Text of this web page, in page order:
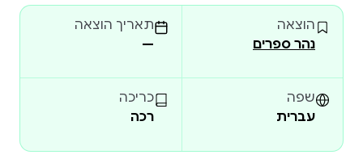
Magazine מתוך מצוקה כספית, מעורר כמאה שנה לאחר
פרסומו עניין רב בקרב חוקרי יצירתו הספרותית של
קונרד, המזהים בו את יסודותיה ומאפייניה של הפרוזה
הקונרדית ורואים בו יצירת מופת בסוגת הסיפור הקצר –
סיפור מהודק ומזוקק. רגשות עזים, אומר קונרד בסיפורו,
מתעצמים בעת מצוקה, "על שפתו של קבר" כדבריו, ולא
מן הנמנע אפוא שכמוהם מִתלטשת גם אמנות הסיפור
הוצאה
נהר ספרים
תאריך הוצאה
—
שפה
עברית
כריכה
רכה